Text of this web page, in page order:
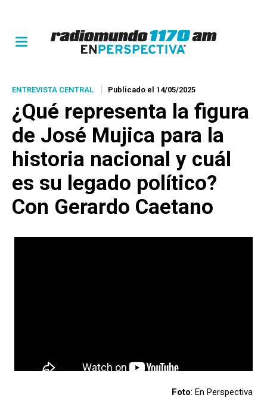
ENTREVISTA CENTRAL Publicado el 14/05/2025
¿Qué representa la figura
de José Mujica para la
historia nacional y cuál
es su legado político?
Con Gerardo Caetano
Foto: En Perspectiva